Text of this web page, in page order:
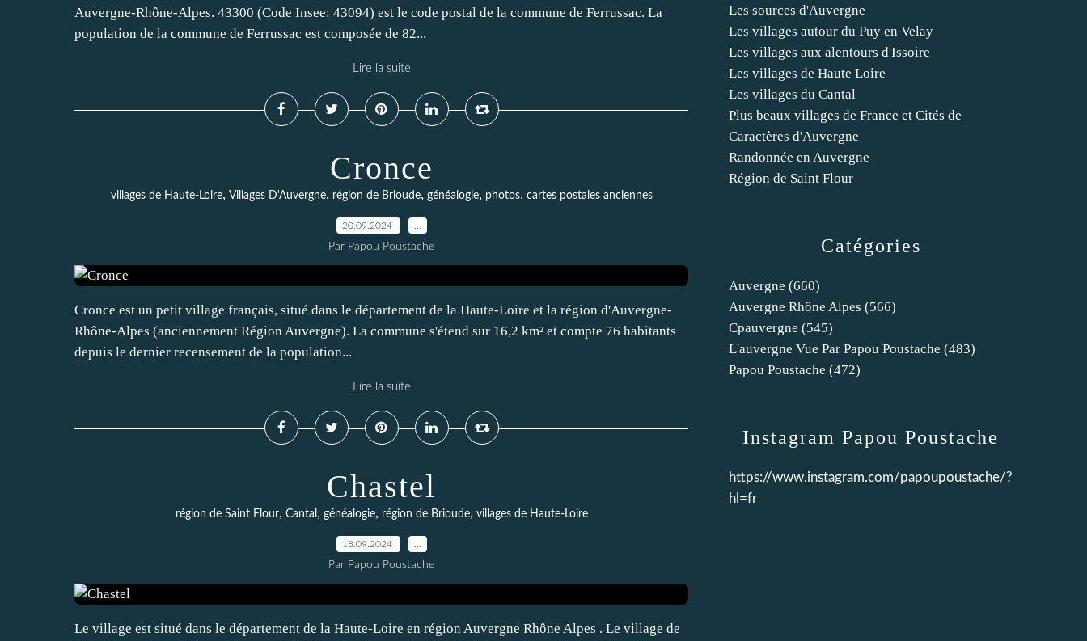
Auvergne-Rhône-Alpes. 43300 (Code Insee: 43094) est le code postal de la commune de Ferrussac. La
population de la commune de Ferrussac est composée de 82...
Lire la suite
Cronce
villages de Haute-Loire, Villages D'Auvergne, région de Brioude, généalogie, photos, cartes postales anciennes
20.09.2024
Par Papou Poustache
Cronce est un petit village français, situé dans le département de la Haute-Loire et la région d'Auvergne-
Rhône-Alpes (anciennement Région Auvergne). La commune s'étend sur 16,2 km² et compte 76 habitants
depuis le dernier recensement de la population...
Lire la suite
Chastel
région de Saint Flour, Cantal , généalogie, région de Brioude, villages de Haute-Loire
18.09.2024
Par Papou Poustache
Le village est situé dans le département de la Haute-Loire en région Auvergne Rhône Alpes . Le village de
Catégories
Auvergne (660)
Auvergne Rhône Alpes (566)
Cpauvergne (545)
L'auvergne Vue Par Papou Poustache (483)
Papou Poustache (472)
Les sources d'Auvergne
Les villages autour du Puy en Velay
Les villages aux alentours d'Issoire
Les villages de Haute Loire
Les villages du Cantal
Plus beaux villages de France et Cités de
Caractères d'Auvergne
Randonnée en Auvergne
Région de Saint Flour
Instagram Papou Poustache
https://www.instagram.com/papoupoustache/?
hl=fr